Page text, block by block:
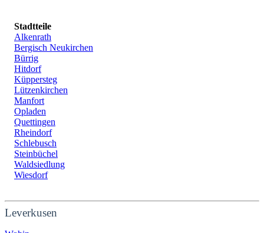
Stadtteile
Alkenrath
Bergisch Neukirchen
Bürrig
Hitdorf
Küppersteg
Lützenkirchen
Manfort
Opladen
Quettingen
Rheindorf
Schlebusch
Steinbüchel
Waldsiedlung
Wiesdorf
Leverkusen